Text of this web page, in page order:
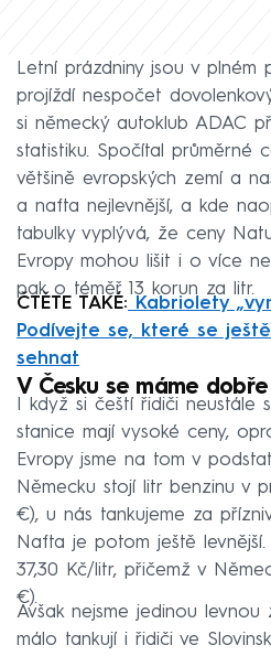
Letní prázdniny jsou v plném
projíždí nespočet
si německý autoklub ADAC
statistiku. Spočítal průměrné
většině evropských zemí a
a nafta nejlevnější, a kde
tabulky vyplývá, že ceny
Evropy mohou lišit i o více
pak o téměř 13 korun za litr.
ČTĚTE TAKÉ: Kabriolety
Podívejte se, které se
sehnat
V Česku se máme dobře
I když si čeští řidiči neustále
stanice mají vysoké ceny,
Evropy jsme na tom v
Německu stojí litr benzinu v
€), u nás tankujeme za
Nafta je potom ještě
37,30 Kč/litr, přičemž v
€).
Avšak nejsme jedinou
málo tankují i řidiči ve